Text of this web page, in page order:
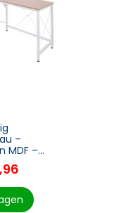
–
MDF –
–
– Ideaal